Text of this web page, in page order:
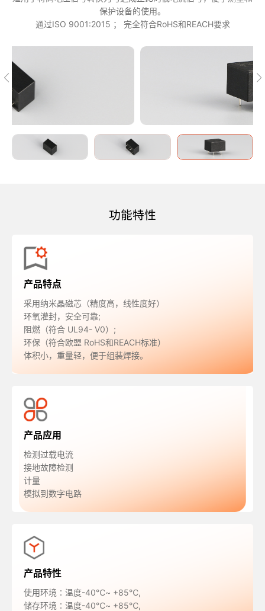
保护设备的使用。
通过ISO 9001:2015 ； 完全符合RoHS和REACH要求
功能特性
产品特点
采用纳米晶磁芯（精度高，线性度好）
环氧灌封，安全可靠;
阻燃（符合 UL94- V0）;
环保（符合欧盟 RoHS和REACH标准）
体积小，重量轻，便于组装焊接。
产品应用
检测过载电流
接地故障检测
计量
模拟到数字电路
产品特性
使用环境∶温度-40℃~ +85℃,
储存环境∶温度-40℃~ +85℃,